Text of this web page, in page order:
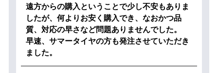
遠方からの購入ということで少し不安もありま
したが、何よりお安く購入でき、なおかつ品
質、対応の早さなど問題ありませんでした。
早速、サマータイヤの方も発注させていただき
ました。